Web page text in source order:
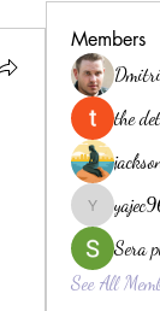
Members
the
yajec96956
Sera
See All